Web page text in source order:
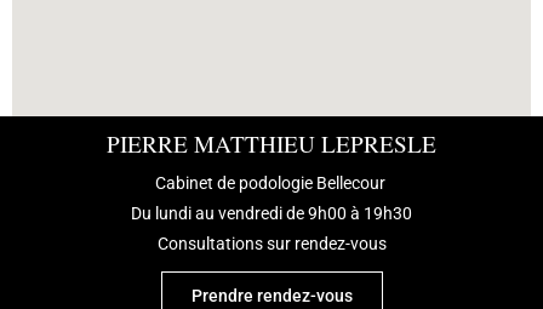
PIERRE MATTHIEU LEPRESLE
Cabinet de podologie Bellecour
Du lundi au vendredi de 9h00 à 19h30
Consultations sur rendez-vous
Prendre rendez-vous